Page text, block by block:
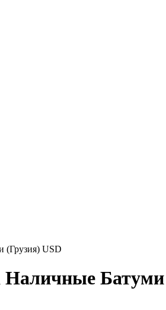
(Грузия) USD
Батуми